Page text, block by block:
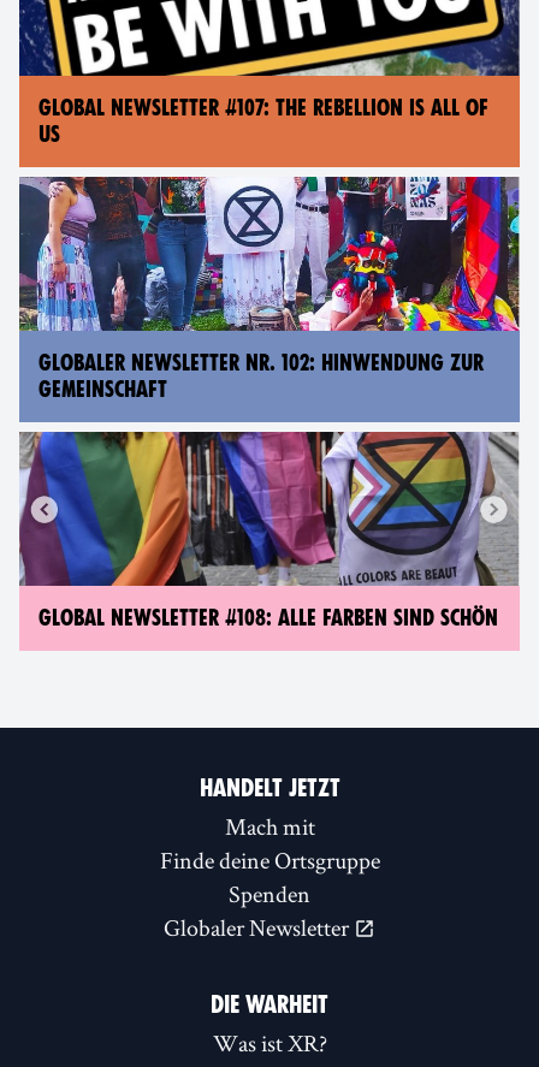
GLOBAL NEWSLETTER #107: THE REBELLION IS ALL OF
US
GLOBALER NEWSLETTER NR. 102: HINWENDUNG ZUR
GEMEINSCHAFT
GLOBAL NEWSLETTER #108: ALLE FARBEN SIND SCHÖN
HANDELT JETZT
Mach mit
Finde deine Ortsgruppe
Spenden
Globaler Newsletter
DIE WARHEIT
Was ist XR?